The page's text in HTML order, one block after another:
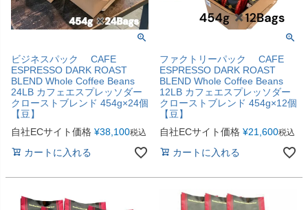
ビジネスパック CAFE
ESPRESSO DARK ROAST
BLEND Whole Coffee Beans
24LB カフェエスプレッソダー
クローストブレンド 454g×24個
【豆】
自社ECサイト価格 ¥38,100税込
カートに入れる
ファクトリーパック CAFE
ESPRESSO DARK ROAST
BLEND Whole Coffee Beans
12LB カフェエスプレッソダー
クローストブレンド 454g×12個
【豆】
自社ECサイト価格 ¥21,600税込
カートに入れる